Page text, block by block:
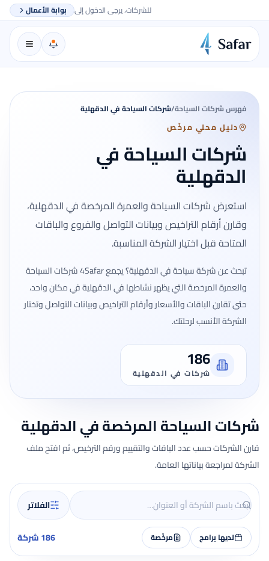
للشركات، يرجى الدخول إلى بوابة الأعمال
فهرس شركات السياحة/شركات السياحة في الدقهلية
دليل محلي مرخّص
شركات السياحة في
الدقهلية
استعرض شركات السياحة والعمرة المرخصة في الدقهلية،
وقارن أرقام التراخيص وبيانات التواصل والفروع والباقات
المتاحة قبل اختيار الشركة المناسبة.
تبحث عن شركة سياحة في الدقهلية؟ يجمع 4Safar شركات السياحة
والعمرة المرخصة التي يظهر نشاطها في الدقهلية في مكان واحد،
حتى تقارن الباقات والأسعار وأرقام التراخيص وبيانات التواصل وتختار
الشركة الأنسب لرحلتك.
186
شركات في الدقهلية
شركات السياحة المرخصة في الدقهلية
قارن الشركات حسب عدد الباقات والتقييم ورقم الترخيص، ثم افتح ملف
الشركة لمراجعة بياناتها العامة.
الفلاتر
لديها برامج مرخّصة 186 شركة